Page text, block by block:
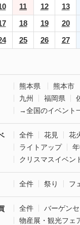
11 12 13
18 19 20
25 26 27
熊本県
熊本市
九州
福岡県
→全国のイベント
全件 花見 花
ライトアップ
クリスマスイベン
全件 祭り フ
全件 バーゲン
物産展・観光フェ